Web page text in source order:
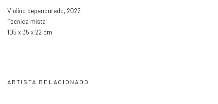
Violino dependurado, 2022
Técnica mista
105 x 35 x 22 cm
ARTISTA RELACIONADO